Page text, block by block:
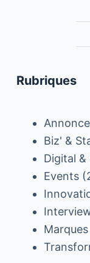
Rubriques
Biz' &
Digital &
Events
Marques